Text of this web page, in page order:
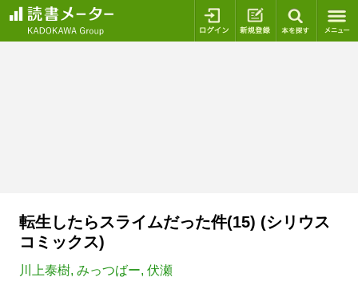
ログイン 新規登録
転生したらスライムだった件(15) (シリウス
コミックス)
川上泰樹, みっつばー, 伏瀬